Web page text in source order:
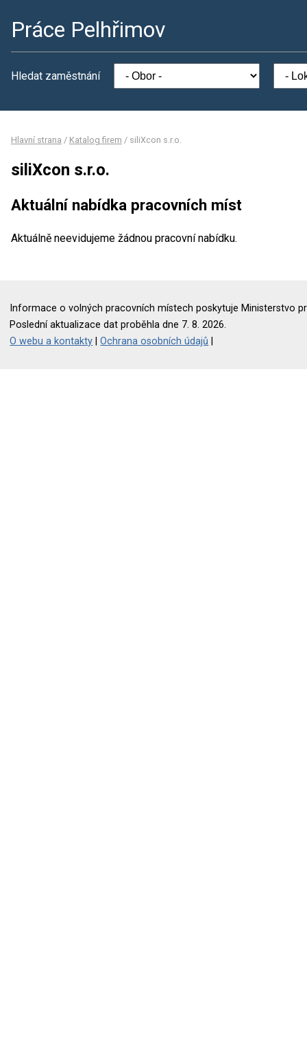
Práce Pelhřimov
Hledat zaměstnání
Hlavní strana / Katalog firem / siliXcon s.r.o.
siliXcon s.r.o.
Aktuální nabídka pracovních míst
Aktuálně neevidujeme žádnou pracovní nabídku.
Informace o volných pracovních místech poskytuje Ministerstvo
Poslední aktualizace dat proběhla dne 7. 8. 2026.
O webu a kontakty |Ochrana osobních údajů